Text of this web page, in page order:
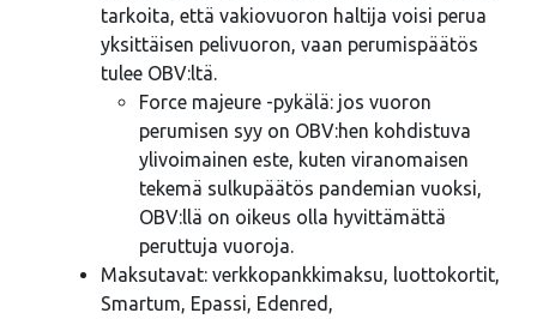
tarkoita, että vakiovuoron haltija voisi perua
yksittäisen pelivuoron, vaan perumispäätös
tulee OBV:ltä.
Force majeure -pykälä: jos vuoron
perumisen syy on OBV:hen kohdistuva
ylivoimainen este, kuten viranomaisen
tekemä sulkupäätös pandemian vuoksi,
OBV:llä on oikeus olla hyvittämättä
peruttuja vuoroja.
Maksutavat: verkkopankkimaksu, luottokortit,
Smartum, Epassi, Edenred,